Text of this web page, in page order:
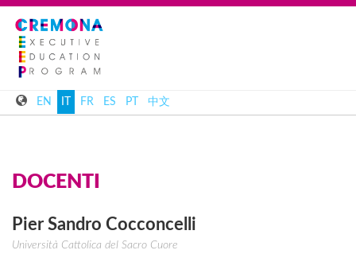
EN FR ES PT 中文
DOCENTI
Pier Sandro Cocconcelli
Università Cattolica del Sacro Cuore